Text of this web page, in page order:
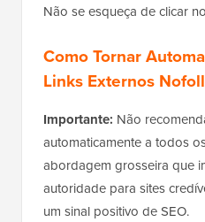
Não se esqueça de clicar
Como Tornar
Links Externos
Importante: Não
automaticamente a todos
abordagem grosseira que
autoridade para sites
um sinal positivo de SEO.